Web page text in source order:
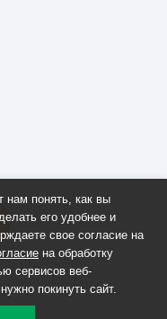
понять, как вы
его удобнее и
свое согласие на
на обработку
сервисов веб-
покинуть сайт.